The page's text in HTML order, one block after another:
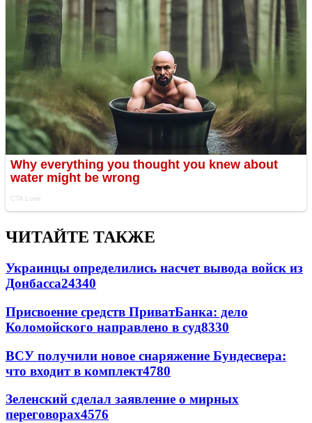
ЧИТАЙТЕ ТАКЖЕ
Украинцы определились насчет вывода войск из
Донбасса24340
Присвоение средств ПриватБанка: дело
Коломойского направлено в суд8330
ВСУ получили новое снаряжение Бундесвера:
что входит в комплект4780
Зеленский сделал заявление о мирных
переговорах4576